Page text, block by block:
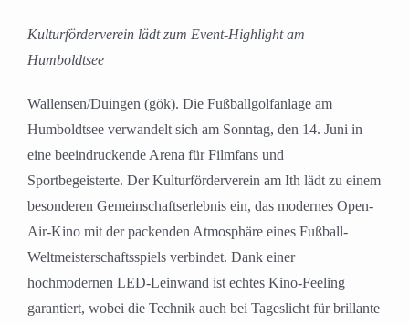
Kulturförderverein lädt zum Event-Highlight am
Humboldtsee
Wallensen/Duingen (gök). Die Fußballgolfanlage am
Humboldtsee verwandelt sich am Sonntag, den 14. Juni in
eine beeindruckende Arena für Filmfans und
Sportbegeisterte. Der Kulturförderverein am Ith lädt zu einem
besonderen Gemeinschaftserlebnis ein, das modernes Open-
Air-Kino mit der packenden Atmosphäre eines Fußball-
Weltmeisterschaftsspiels verbindet. Dank einer
hochmodernen LED-Leinwand ist echtes Kino-Feeling
garantiert, wobei die Technik auch bei Tageslicht für brillante